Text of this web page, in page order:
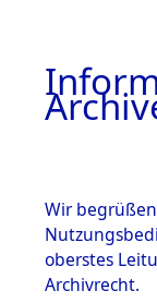
Wir
oberstes
Archivrecht.